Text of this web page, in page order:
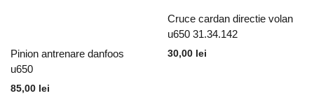
Pinion antrenare danfoos
u650
85,00 lei
Cruce cardan directie volan
u650 31.34.142
30,00 lei